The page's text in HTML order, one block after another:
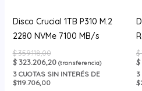
Disco Crucial 1TB P310 M.2
2280 NVMe 7100 MB/s
$359.118,00
$323.206,20 (transferencia)
3CUOTAS SIN INTERÉS DE
$119.706,00
$
$
3